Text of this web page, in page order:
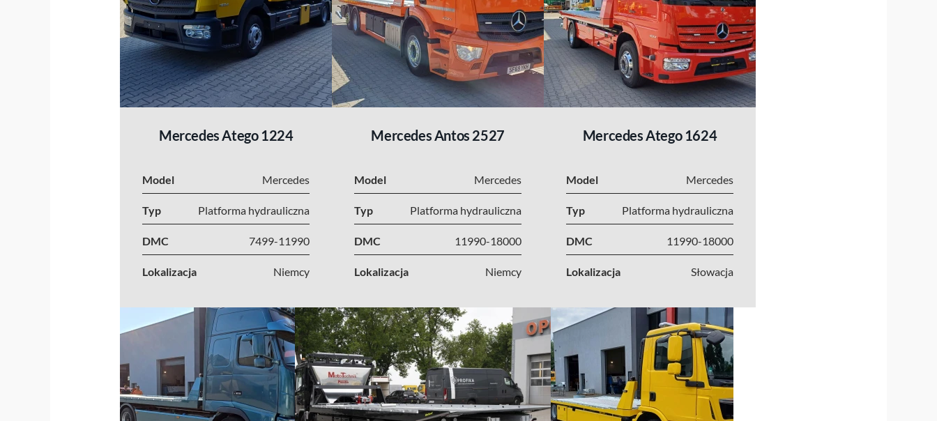
Mercedes Atego 1224
Model Mercedes
Typ Platforma hydrauliczna
DMC 7499-11990
Lokalizacja Niemcy
Mercedes Antos 2527
Model Mercedes
Typ Platforma hydrauliczna
DMC 11990-18000
Lokalizacja Niemcy
Mercedes Atego 1624
Model Mercedes
Typ Platforma hydrauliczna
DMC 11990-18000
Lokalizacja Słowacja